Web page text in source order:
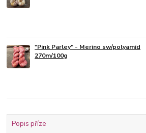
"Pink Parley" - Merino sw/polyamid
270m/100g
Popis příze